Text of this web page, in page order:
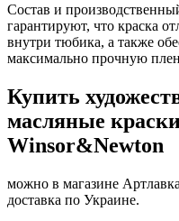
Состав и
гарантируют, что краска
внутри тюбика, а также
максимально прочную
Купить
масляные
Winsor&Newton
можно в магазине
доставка по Украине.